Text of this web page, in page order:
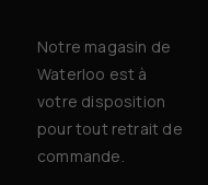
Notre magasin de
Waterloo est à
votre disposition
pour tout retrait de
commande.